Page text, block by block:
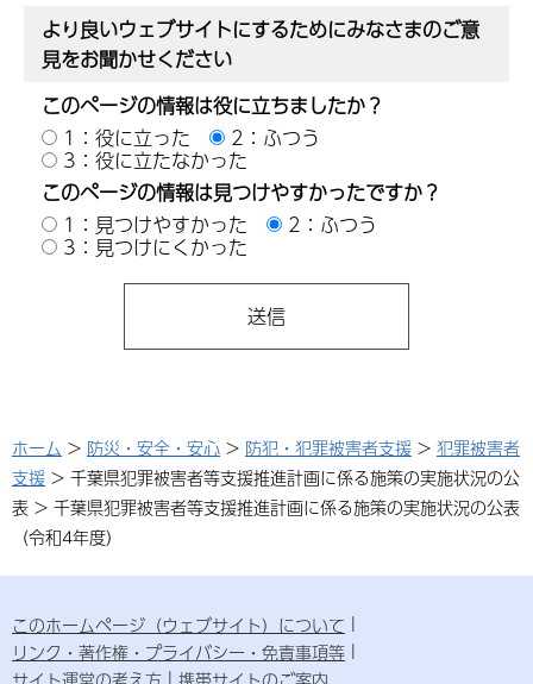
より良いウェブサイトにするためにみなさまのご意
見をお聞かせください
このページの情報は役に立ちましたか？
1：役に立った
2：ふつう
3：役に立たなかった
このページの情報は見つけやすかったですか？
1：見つけやすかった
2：ふつう
3：見つけにくかった
ホーム > 防災・安全・安心 > 防犯・犯罪被害者支援 > 犯罪被害者
支援 > 千葉県犯罪被害者等支援推進計画に係る施策の実施状況の公
表 > 千葉県犯罪被害者等支援推進計画に係る施策の実施状況の公表
（令和4年度）
このホームページ（ウェブサイト）について
リンク・著作権・プライバシー・免責事項等